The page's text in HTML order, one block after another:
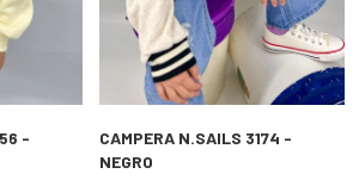
-
CAMPERA N.SAILS 3174 -
NEGRO